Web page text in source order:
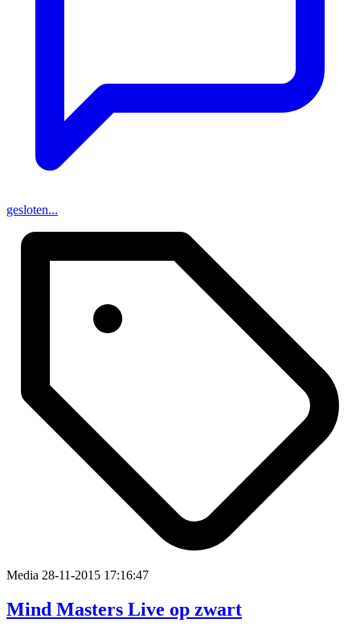
gesloten...
Media 28-11-2015 17:16:47
Mind Masters Live op zwart